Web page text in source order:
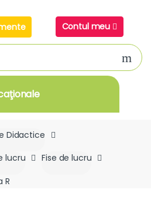
Contul meu
Didactice
lucru
Fise de lucru
R